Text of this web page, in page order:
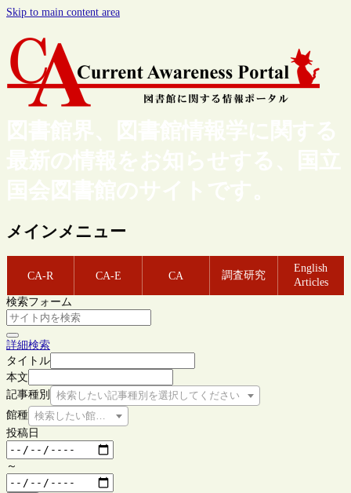
Skip to main content area
図書館界、図書館情報学に関する
最新の情報をお知らせする、国立
国会図書館のサイトです。
メインメニュー
CA-R CA-E CA 調査研究
English
Articles
検索フォーム
詳細検索
タイトル
本文
記事種別
検索したい記事種別を選択してください
館種 検索したい館種を選択してください
投稿日
～